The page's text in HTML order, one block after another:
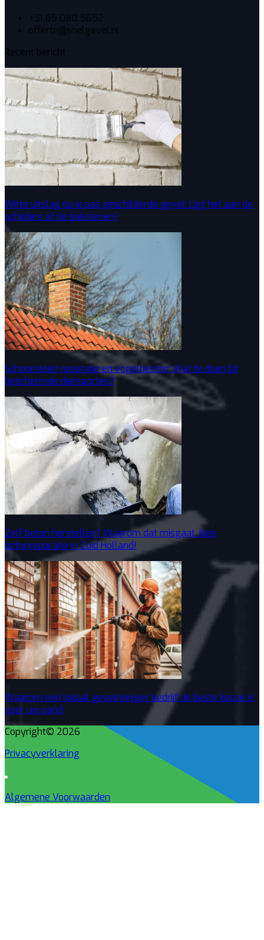
+31 85 080 5652
offerte@snelgevel.nl
Recent bericht
Witte uitslag op je pas geschilderde gevel: Ligt het aan de
schilders of de bakstenen?
Schoorsteen reparatie en vogelnesten: Wat te doen bij
beschermde diersoorten?
Zelf beton herstellen? Waarom dat misgaat. Kies
betonreparatie in Zuid Holland!
Waarom een lokaal gevelreiniger bedrijf de beste keuze is
voor uw pand
Copyright© 2026
Privacyverklaring
Algemene Voorwaarden